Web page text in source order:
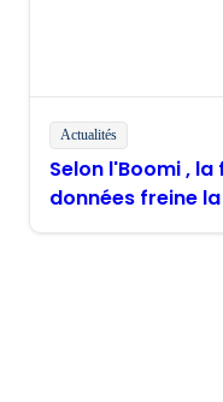
Actualités
Selon l'Boomi ,
données freine
philippines dans